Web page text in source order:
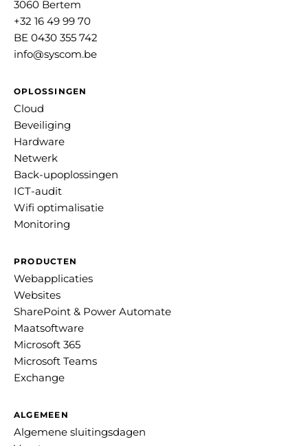
3060 Bertem
+32 16 49 99 70
BE 0430 355 742
info@syscom.be
OPLOSSINGEN
Cloud
Beveiliging
Hardware
Netwerk
Back-upoplossingen
ICT-audit
Wifi optimalisatie
Monitoring
PRODUCTEN
Webapplicaties
Websites
SharePoint & Power Automate
Maatsoftware
Microsoft 365
Microsoft Teams
Exchange
ALGEMEEN
Algemene sluitingsdagen